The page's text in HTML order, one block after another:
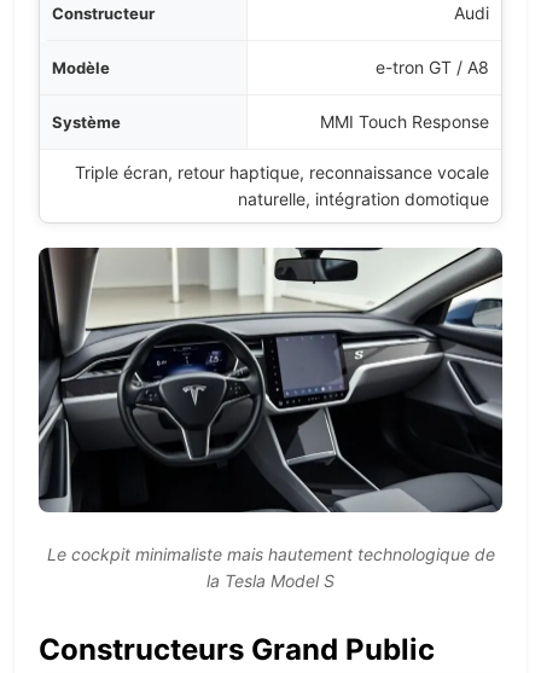
Audi
e-tron GT / A8
MMI Touch Response
Triple écran, retour haptique, reconnaissance vocale
naturelle, intégration domotique
Le cockpit minimaliste mais hautement technologique de
la Tesla Model S
Constructeurs Grand Public